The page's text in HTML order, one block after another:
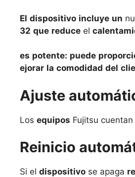
El dispositivo incluye un
32 que reduce el
es potente: puede
ejorar la comodidad del
Ajuste
Los equipos Fujitsu cuentan
Reinicio
Si el dispositivo se apaga